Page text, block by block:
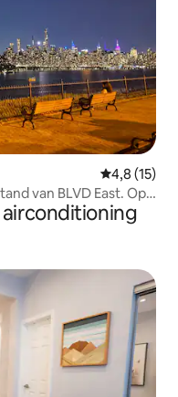
4,8 (15)
van BLVD East. Op